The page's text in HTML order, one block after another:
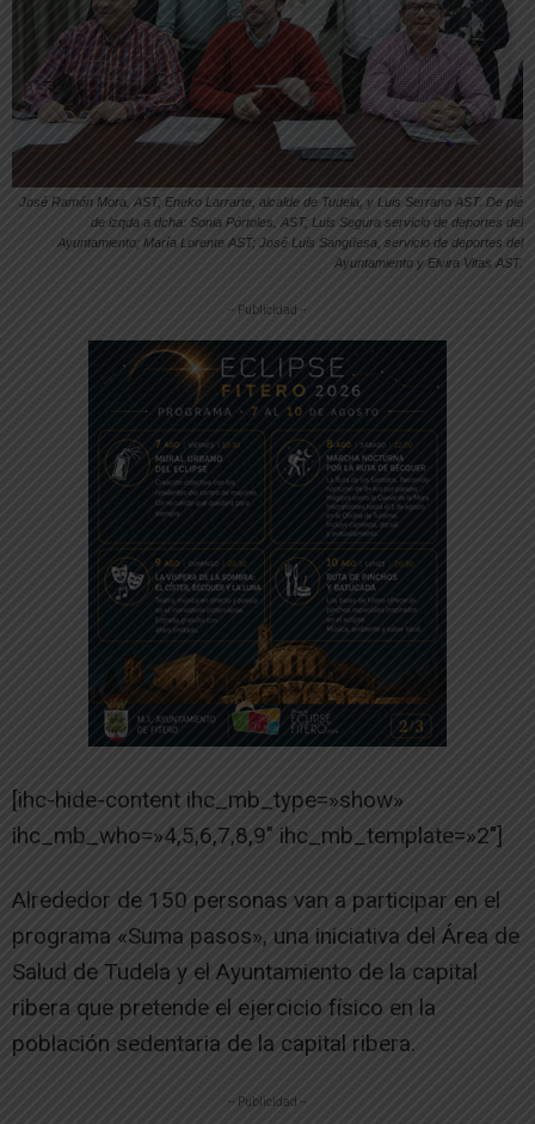
José Ramón Mora, AST; Eneko Larrarte, alcalde de Tudela, y Luis Serrano AST. De pié
de izqda a dcha: Sonia Pórtoles, AST; Luis Segura servicio de deportes del
Ayuntamiento; María Lorente AST; José Luis Sangüesa, servicio de deportes del
Ayuntamiento y Elvira Vitas AST.
-- Publicidad --
[ihc-hide-content ihc_mb_type=»show»
ihc_mb_who=»4,5,6,7,8,9″ ihc_mb_template=»2″]
Alrededor de 150 personas van a participar en el
programa «Suma pasos», una iniciativa del Área de
Salud de Tudela y el Ayuntamiento de la capital
ribera que pretende el ejercicio físico en la
población sedentaria de la capital ribera.
-- Publicidad --